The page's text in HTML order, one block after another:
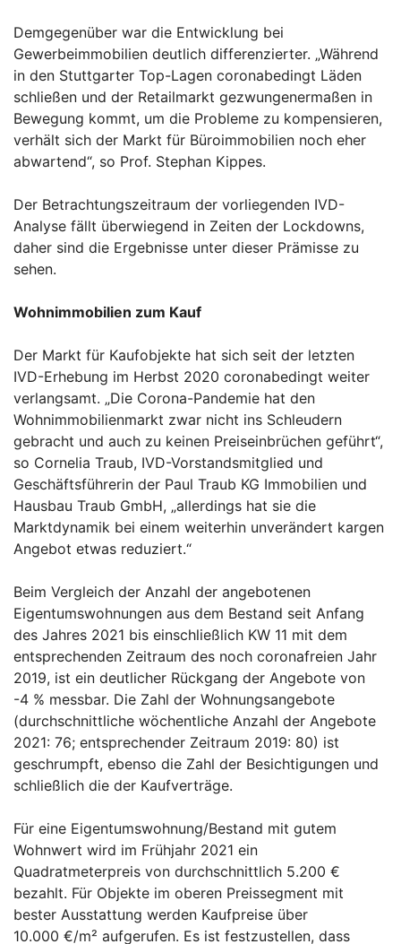
Demgegenüber war die Entwicklung bei
Gewerbeimmobilien deutlich differenzierter. „Während
in den Stuttgarter Top-Lagen coronabedingt Läden
schließen und der Retailmarkt gezwungenermaßen in
Bewegung kommt, um die Probleme zu kompensieren,
verhält sich der Markt für Büroimmobilien noch eher
abwartend“, so Prof. Stephan Kippes.
Der Betrachtungszeitraum der vorliegenden IVD-
Analyse fällt überwiegend in Zeiten der Lockdowns,
daher sind die Ergebnisse unter dieser Prämisse zu
sehen.
Wohnimmobilien zum Kauf
Der Markt für Kaufobjekte hat sich seit der letzten
IVD-Erhebung im Herbst 2020 coronabedingt weiter
verlangsamt. „Die Corona-Pandemie hat den
Wohnimmobilienmarkt zwar nicht ins Schleudern
gebracht und auch zu keinen Preiseinbrüchen geführt“,
so Cornelia Traub, IVD-Vorstandsmitglied und
Geschäftsführerin der Paul Traub KG Immobilien und
Hausbau Traub GmbH, „allerdings hat sie die
Marktdynamik bei einem weiterhin unverändert kargen
Angebot etwas reduziert.“
Beim Vergleich der Anzahl der angebotenen
Eigentumswohnungen aus dem Bestand seit Anfang
des Jahres 2021 bis einschließlich KW 11 mit dem
entsprechenden Zeitraum des noch coronafreien Jahr
2019, ist ein deutlicher Rückgang der Angebote von
-4 % messbar. Die Zahl der Wohnungsangebote
(durchschnittliche wöchentliche Anzahl der Angebote
2021: 76; entsprechender Zeitraum 2019: 80) ist
geschrumpft, ebenso die Zahl der Besichtigungen und
schließlich die der Kaufverträge.
Für eine Eigentumswohnung/Bestand mit gutem
Wohnwert wird im Frühjahr 2021 ein
Quadratmeterpreis von durchschnittlich 5.200 €
bezahlt. Für Objekte im oberen Preissegment mit
bester Ausstattung werden Kaufpreise über
10.000 €/m² aufgerufen. Es ist festzustellen, dass